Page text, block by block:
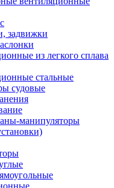
задвижки
из легкого сплава
стальные
судовые
манипуляторы